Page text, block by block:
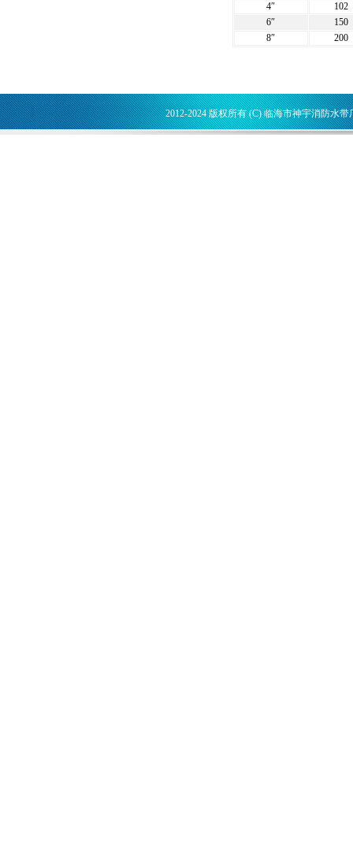
4″
102
6″
150
8″
200
2012-2024 版权所有 (C) 临海市神宇消防水